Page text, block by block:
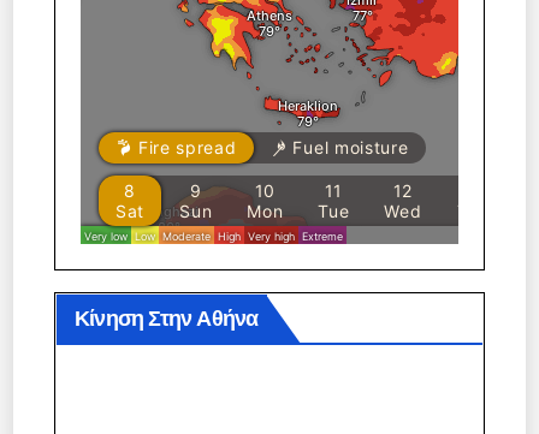
Κίνηση Στην Αθήνα